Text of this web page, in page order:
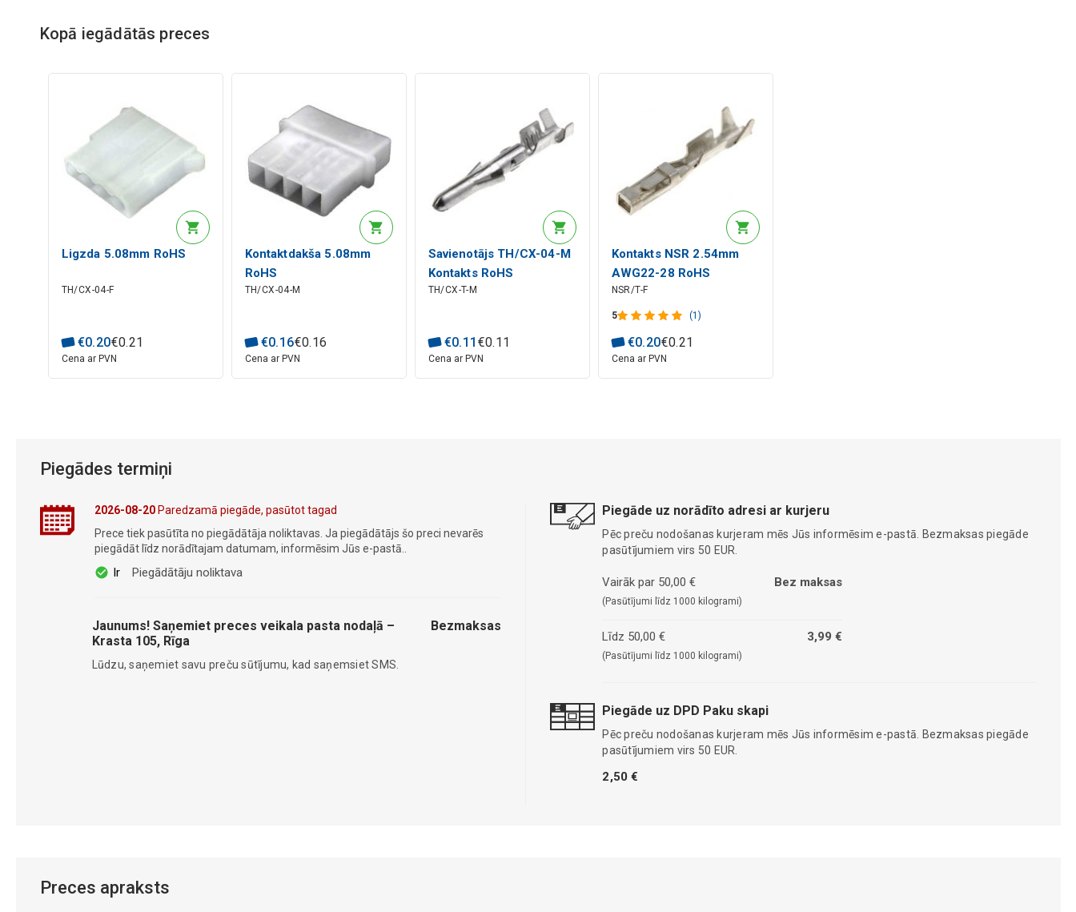
Kopā iegādātās preces
Ligzda 5.08mm RoHS
TH/CX-04-F
€0.20€0.21
Cena ar PVN
Kontaktdakša 5.08mm
RoHS
TH/CX-04-M
€0.16€0.16
Cena ar PVN
Savienotājs TH/CX-04-M
Kontakts RoHS
TH/CX-T-M
€0.11 €0.11
Cena ar PVN
Kontakts NSR 2.54mm
AWG22-28 RoHS
NSR/T-F
5 (1)
€0.20€0.21
Cena ar PVN
Piegādes termiņi
2026-08-20Paredzamā piegāde, pasūtot tagad
Prece tiek pasūtīta no piegādātāja noliktavas. Ja piegādātājs šo preci nevarēs
piegādāt līdz norādītajam datumam, informēsim Jūs e-pastā..
Ir Piegādātāju noliktava
Jaunums! Saņemiet preces veikala pasta nodaļā –
Krasta 105, Rīga
Bezmaksas
Lūdzu, saņemiet savu preču sūtījumu, kad saņemsiet SMS.
Piegāde uz norādīto adresi ar kurjeru
Pēc preču nodošanas kurjeram mēs Jūs informēsim e-pastā. Bezmaksas piegāde
pasūtījumiem virs 50 EUR.
Vairāk par 50,00 €
(Pasūtījumi līdz 1000 kilogrami)
Bez maksas
Līdz 50,00 €
(Pasūtījumi līdz 1000 kilogrami)
3,99 €
Piegāde uz DPD Paku skapi
Pēc preču nodošanas kurjeram mēs Jūs informēsim e-pastā. Bezmaksas piegāde
pasūtījumiem virs 50 EUR.
2,50 €
Preces apraksts